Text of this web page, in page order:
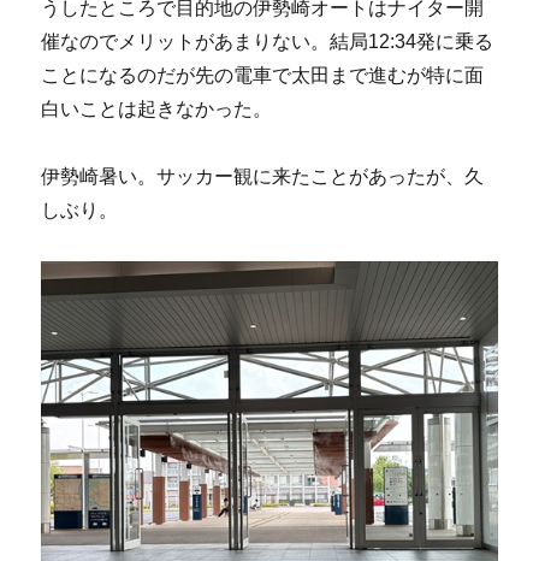
うしたところで目的地の伊勢崎オートはナイター開
催なのでメリットがあまりない。結局12:34発に乗る
ことになるのだが先の電車で太田まで進むが特に面
白いことは起きなかった。
伊勢崎暑い。サッカー観に来たことがあったが、久
しぶり。